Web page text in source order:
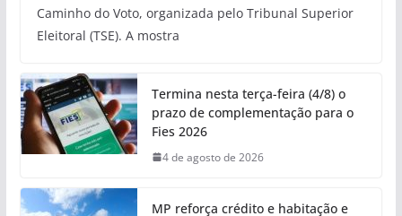
Caminho do Voto, organizada pelo Tribunal Superior
Eleitoral (TSE). A mostra
Termina nesta terça-feira (4/8) o
prazo de complementação para o
Fies 2026
4 de agosto de 2026
MP reforça crédito e habitação e